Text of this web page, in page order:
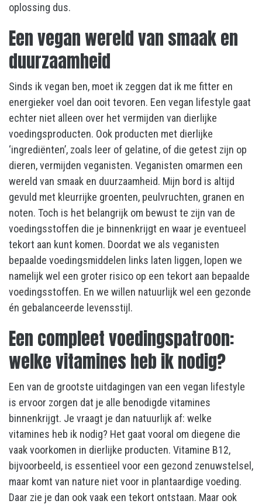
oplossing dus.
Een vegan wereld van smaak en
duurzaamheid
Sinds ik vegan ben, moet ik zeggen dat ik me fitter en
energieker voel dan ooit tevoren. Een vegan lifestyle gaat
echter niet alleen over het vermijden van dierlijke
voedingsproducten. Ook producten met dierlijke
‘ingrediënten’, zoals leer of gelatine, of die getest zijn op
dieren, vermijden veganisten. Veganisten omarmen een
wereld van smaak en duurzaamheid. Mijn bord is altijd
gevuld met kleurrijke groenten, peulvruchten, granen en
noten. Toch is het belangrijk om bewust te zijn van de
voedingsstoffen die je binnenkrijgt en waar je eventueel
tekort aan kunt komen. Doordat we als veganisten
bepaalde voedingsmiddelen links laten liggen, lopen we
namelijk wel een groter risico op een tekort aan bepaalde
voedingsstoffen. En we willen natuurlijk wel een gezonde
én gebalanceerde levensstijl.
Een compleet voedingspatroon:
welke vitamines heb ik nodig?
Een van de grootste uitdagingen van een vegan lifestyle
is ervoor zorgen dat je alle benodigde vitamines
binnenkrijgt. Je vraagt je dan natuurlijk af: welke
vitamines heb ik nodig? Het gaat vooral om diegene die
vaak voorkomen in dierlijke producten. Vitamine B12,
bijvoorbeeld, is essentieel voor een gezond zenuwstelsel,
maar komt van nature niet voor in plantaardige voeding.
Daar zie je dan ook vaak een tekort ontstaan. Maar ook